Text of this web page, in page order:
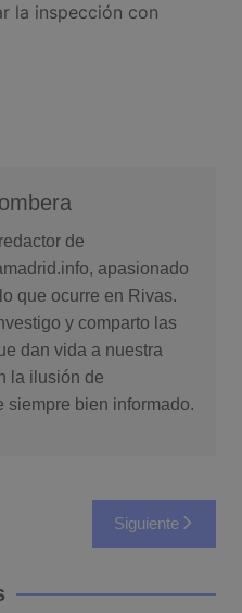
la inspección con
de
apasionado
que ocurre en Rivas.
y comparto las
dan vida a nuestra
la ilusión de
siempre bien informado.
Siguiente